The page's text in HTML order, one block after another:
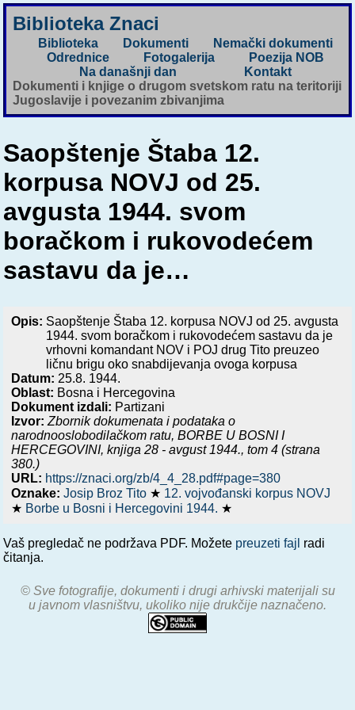
Biblioteka Znaci
Biblioteka Dokumenti
Nemački dokumenti
Odrednice
Fotogalerija
Poezija NOB
Na današnji dan
Kontakt
Dokumenti i knjige o drugom svetskom ratu na teritoriji
Jugoslavije i povezanim zbivanjima
Saopštenje Štaba 12.
korpusa NOVJ od 25.
avgusta 1944. svom
boračkom i rukovodećem
sastavu da je…
Opis: Saopštenje Štaba 12. korpusa NOVJ od 25. avgusta
1944. svom boračkom i rukovodećem sastavu da je
vrhovni komandant NOV i POJ drug Tito preuzeo
ličnu brigu oko snabdijevanja ovoga korpusa
Datum: 25.8. 1944.
Oblast: Bosna i Hercegovina
Dokument izdali: Partizani
Izvor: Zbornik dokumenata i podataka o
narodnooslobodilačkom ratu,BORBE U BOSNI I
HERCEGOVINI, knjiga 28 - avgust 1944., tom 4 (strana
380.)
URL: https://znaci.org/zb/4_4_28.pdf#page=380
Oznake:Josip Broz Tito ★ 12. vojvođanski korpus NOVJ
★ Borbe u Bosni i Hercegovini 1944. ★
Vaš pregledač ne podržava PDF. Možete preuzeti fajl radi
čitanja.
© Sve fotografije, dokumenti i drugi arhivski materijali su
u javnom vlasništvu, ukoliko nije drukčije naznačeno.